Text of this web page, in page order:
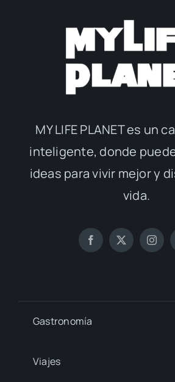
MY LIFE PLANET es un
inteligente, donde
ideas para vivir mejor y
vida.
Gastronomía
Viajes